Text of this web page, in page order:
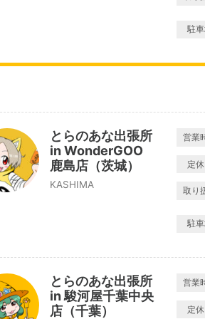
駐
とらのあな出張所
in WonderGOO
鹿島店（茨城）
KASHIMA
営業
定
取り
駐
とらのあな出張所
in 駿河屋千葉中央
店（千葉）
営業
定